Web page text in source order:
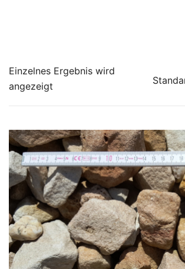
Einzelnes Ergebnis wird
angezeigt